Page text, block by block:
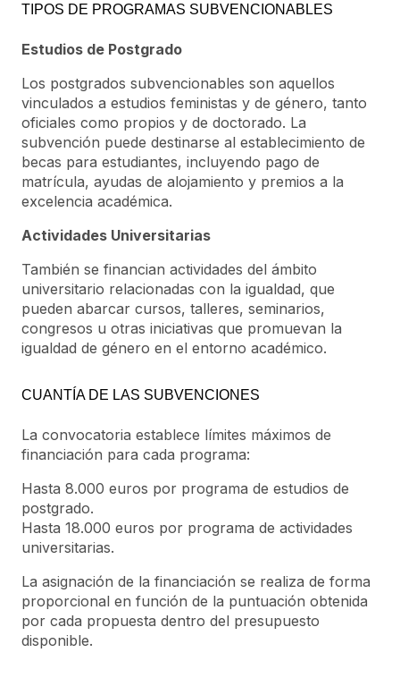
TIPOS DE PROGRAMAS SUBVENCIONABLES
Estudios de Postgrado
Los postgrados subvencionables son aquellos
vinculados a estudios feministas y de género, tanto
oficiales como propios y de doctorado. La
subvención puede destinarse al establecimiento de
becas para estudiantes, incluyendo pago de
matrícula, ayudas de alojamiento y premios a la
excelencia académica.
Actividades Universitarias
También se financian actividades del ámbito
universitario relacionadas con la igualdad, que
pueden abarcar cursos, talleres, seminarios,
congresos u otras iniciativas que promuevan la
igualdad de género en el entorno académico.
CUANTÍA DE LAS SUBVENCIONES
La convocatoria establece límites máximos de
financiación para cada programa:
Hasta 8.000 euros por programa de estudios de
postgrado.
Hasta 18.000 euros por programa de actividades
universitarias.
La asignación de la financiación se realiza de forma
proporcional en función de la puntuación obtenida
por cada propuesta dentro del presupuesto
disponible.